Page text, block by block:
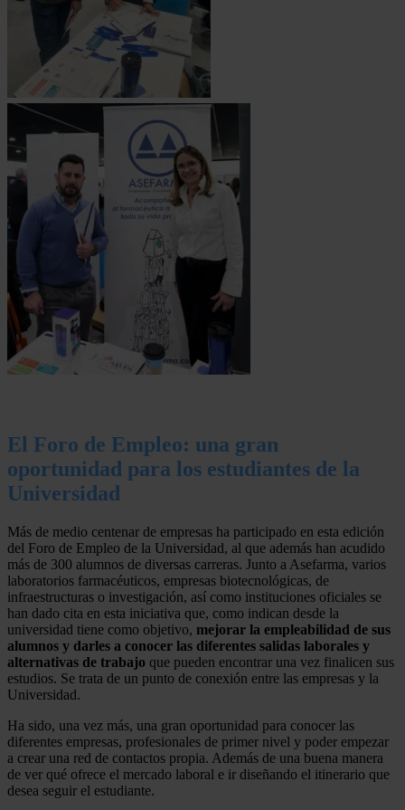
El Foro de Empleo: una gran
oportunidad para los estudiantes de la
Universidad
Más de medio centenar de empresas ha participado en esta edición
del Foro de Empleo de la Universidad, al que además han acudido
más de 300 alumnos de diversas carreras. Junto a Asefarma, varios
laboratorios farmacéuticos, empresas biotecnológicas, de
infraestructuras o investigación, así como instituciones oficiales se
han dado cita en esta iniciativa que, como indican desde la
universidad tiene como objetivo, mejorar la empleabilidad de sus
alumnos y darles a conocer las diferentes salidas laborales y
alternativas de trabajo que pueden encontrar una vez finalicen sus
estudios. Se trata de un punto de conexión entre las empresas y la
Universidad.
Ha sido, una vez más, una gran oportunidad para conocer las
diferentes empresas, profesionales de primer nivel y poder empezar
a crear una red de contactos propia. Además de una buena manera
de ver qué ofrece el mercado laboral e ir diseñando el itinerario que
desea seguir el estudiante.